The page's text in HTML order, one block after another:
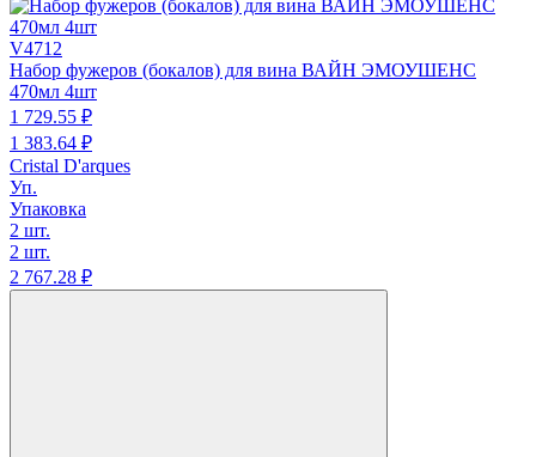
V4712
Набор фужеров (бокалов) для вина ВАЙН ЭМОУШЕНС
470мл 4шт
1 729.55 ₽
1 383.64 ₽
Cristal D'arques
Уп.
Упаковка
2 шт.
2 шт.
2 767.28 ₽